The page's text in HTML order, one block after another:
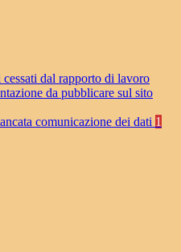
dal rapporto di lavoro
da pubblicare sul sito
comunicazione dei dati 1